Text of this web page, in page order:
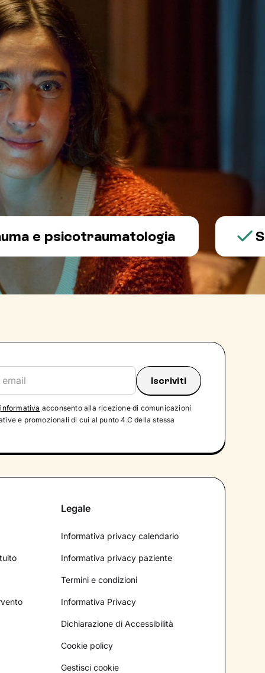
psicotraumatologia
informativa acconsento alla ricezione di comunicazioni
e promozionali di cui al punto 4.C della stessa
Legale
Informativa privacy calendario
Informativa privacy paziente
Termini e condizioni
Informativa Privacy
Dichiarazione di Accessibilità
Cookie policy
Gestisci cookie